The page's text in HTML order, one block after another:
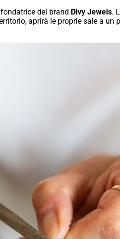
fondatrice del brand Divy Jewels.
aprirà le proprie sale a